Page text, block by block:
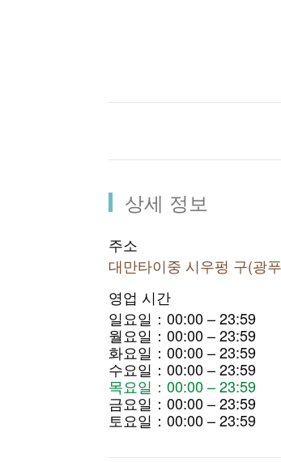
한 붉은 벽돌벽, 각양각
다.
상세 정보
주소
대만타이중 시우펑 구(광
영업 시간
일요일：00:00 – 23:59
월요일：00:00 – 23:59
화요일：00:00 – 23:59
수요일：00:00 – 23:59
목요일：00:00 – 23:59
금요일：00:00 – 23:59
토요일：00:00 – 23:59